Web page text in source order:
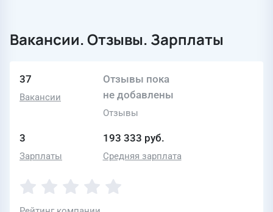
Вакансии. Отзывы. Зарплаты
37
Вакансии
Отзывы пока
не добавлены
Отзывы
3
Зарплаты
193 333 руб.
Средняя зарплата